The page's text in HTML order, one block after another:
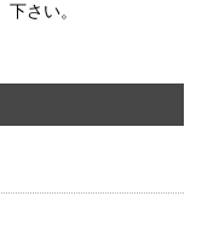
下さい。